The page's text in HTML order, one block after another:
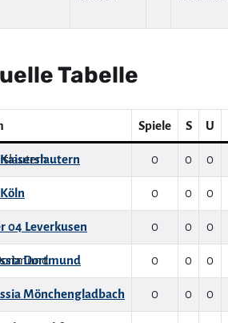
Tabelle
Spiele S U
Kaiserslautern 0 0 0
Köln 0 0 0
04 Leverkusen 0 0 0
Dortmund 0 0 0
Mönchengladbach 0 0 0